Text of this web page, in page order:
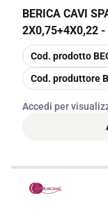
BERICA CAVI
2X0,75+4X0,22 -
copia
Cod. prodotto
copia
Cod. produttore
Accedi per